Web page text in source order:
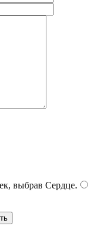
выбрав Сердце.